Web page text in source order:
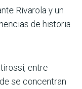
Rivarola y un
de historia
entre
se concentran